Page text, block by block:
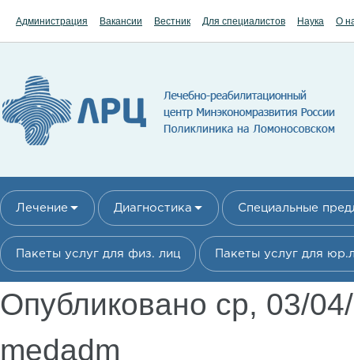
Администрация Вакансии Вестник Для специалистов Наука О
Лечение Диагностика Специальные
Пакеты услуг для физ. лиц Пакеты услуг для
Опубликовано ср, 03/
medadm